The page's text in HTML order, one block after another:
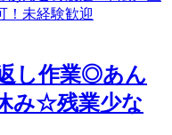
し作業◎あん
み☆残業少な